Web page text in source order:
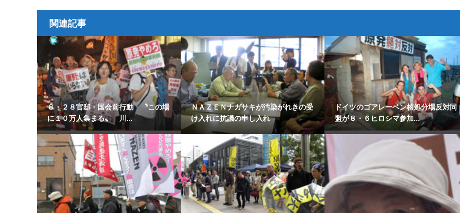
関連記事
８・２８官邸・国会前行動 〝この場
に１０万人集まる〟 川...
ＮＡＺＥＮナガサキが汚染がれきの受
け入れに抗議の申し入れ
ドイツのゴアレーベン核処分場反対同
盟が８・６ヒロシマ参加...